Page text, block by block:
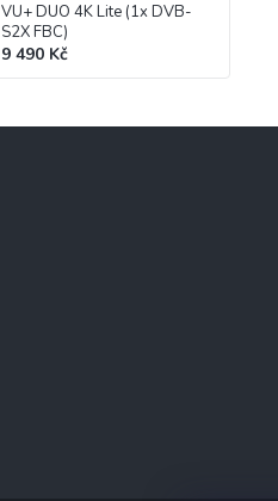
VU+ DUO 4K Lite (1x DVB-
S2X FBC)
9 490 Kč